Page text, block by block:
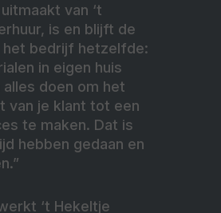
van ‘t
is en blijft de
het bedrijf hetzelfde:
in eigen huis
alles doen om het
van je klant tot een
te maken. Dat is
hebben gedaan en
‘t Hekeltje